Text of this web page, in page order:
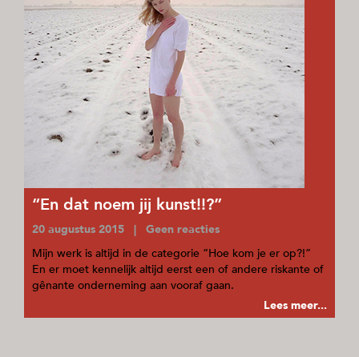
“En dat noem jij kunst!!?”
20 augustus 2015 | Geen reacties
Mijn werk is altijd in de categorie “Hoe kom je er op?!”
En er moet kennelijk altijd eerst een of andere riskante of
gênante onderneming aan vooraf gaan.
Lees meer...